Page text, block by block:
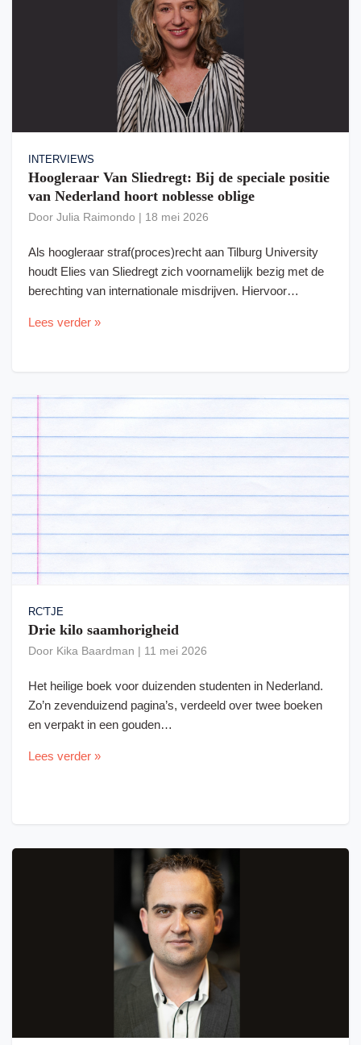
INTERVIEWS
Hoogleraar Van Sliedregt: Bij de speciale positie
van Nederland hoort noblesse oblige
Door Julia Raimondo | 18 mei 2026
Als hoogleraar straf(proces)recht aan Tilburg University
houdt Elies van Sliedregt zich voornamelijk bezig met de
berechting van internationale misdrijven. Hiervoor…
Lees verder »
RC'TJE
Drie kilo saamhorigheid
Door Kika Baardman | 11 mei 2026
Het heilige boek voor duizenden studenten in Nederland.
Zo’n zevenduizend pagina’s, verdeeld over twee boeken
en verpakt in een gouden…
Lees verder »